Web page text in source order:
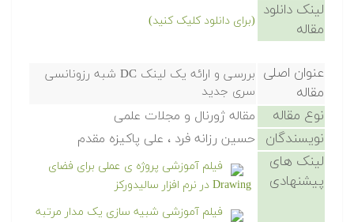
لینک دانلود
مقاله
(برای دانلود کلیک کنید)
عنوان اصلی
مقاله
بررسی و ارائه یک لینک DC شبه رزونانسی
سری جدید
نوع مقاله مقاله ژورنال و مجلات علمی
نویسندگان حسین رزانه فرد ، علی پاکیزه مقدم
لینک های
پیشنهادی
فیلم آموزشی پروژه ی عملی برای فضای
Drawing در نرم افزار سالیدورکز
فیلم آموزشی شبیه سازی یک مدار مرتبه